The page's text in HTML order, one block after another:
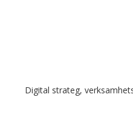
Digital strateg,